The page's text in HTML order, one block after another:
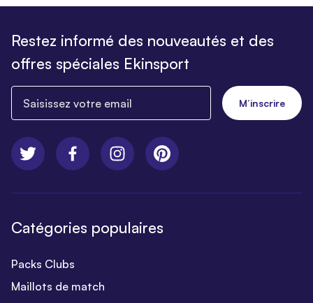
Restez informé des nouveautés et des
offres spéciales Ekinsport
M’inscrire
Catégories populaires
Packs Clubs
Maillots de match